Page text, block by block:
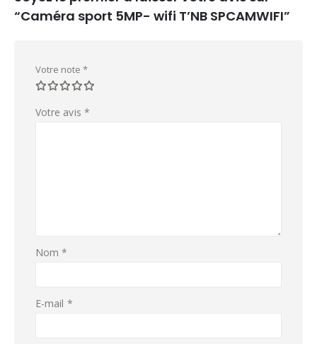
“Caméra sport 5MP- wifi T’NB SPCAMWIFI”
Votre note *
Votre avis *
Nom*
E-mail *